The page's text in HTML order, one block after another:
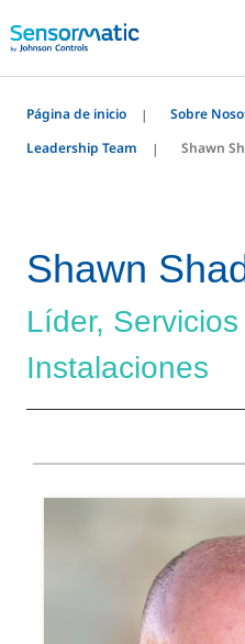
Página de inicio
Sobre
Leadership Team
Shawn
Shawn
Líder,
Instalaciones